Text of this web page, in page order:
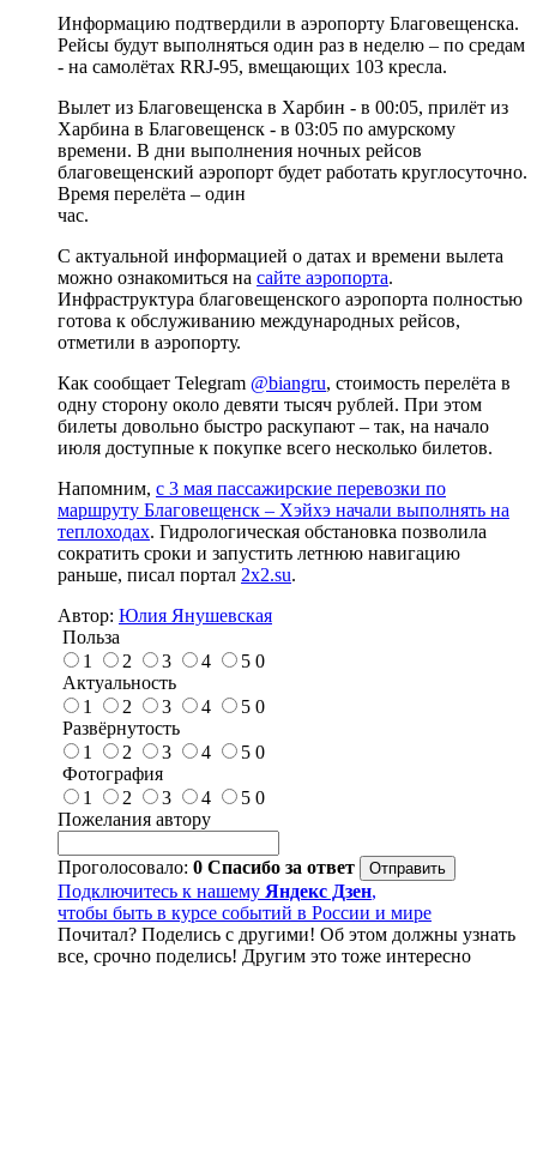
Информацию подтвердили в аэропорту Благовещенска.
Рейсы будут выполняться один раз в неделю – по средам
- на самолётах RRJ-95, вмещающих 103 кресла.
Вылет из Благовещенска в Харбин - в 00:05, прилёт из
Харбина в Благовещенск - в 03:05 по амурскому
времени. В дни выполнения ночных рейсов
благовещенский аэропорт будет работать круглосуточно.
Время перелёта – один
час.
С актуальной информацией о датах и времени вылета
можно ознакомиться на сайте аэропорта.
Инфраструктура благовещенского аэропорта полностью
готова к обслуживанию международных рейсов,
отметили в аэропорту.
Как сообщает Telegram @biangru, стоимость перелёта в
одну сторону около девяти тысяч рублей. При этом
билеты довольно быстро раскупают – так, на начало
июля доступные к покупке всего несколько билетов.
Напомним, с 3 мая пассажирские перевозки по
маршруту Благовещенск – Хэйхэ начали выполнять на
теплоходах. Гидрологическая обстановка позволила
сократить сроки и запустить летнюю навигацию
раньше, писал портал 2x2.su.
Автор: Юлия Янушевская
Польза
1
2 3 4 5 0
Актуальность
1
2 3 4 5 0
Развёрнутость
1
2 3 4 5 0
Фотография
1
2 3 4 5 0
Пожелания автору
Проголосовало: 0 Спасибо за ответ
Подключитесь к нашему Яндекс Дзен,
чтобы быть в курсе событий в России и мире
Почитал? Поделись с другими! Об этом должны узнать
все, срочно поделись! Другим это тоже интересно